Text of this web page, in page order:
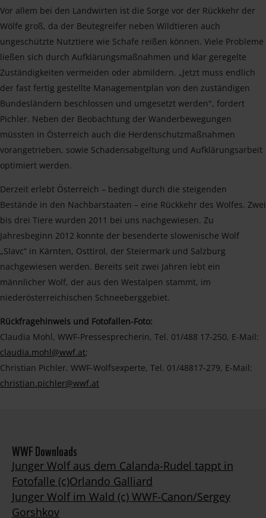
Vor allem bei den Landwirten ist die Sorge vor der Rückkehr der
Wölfe groß, da der Beutegreifer neben Wildtieren auch
ungeschützte Nutztiere wie Schafe reißen können. Viele Probleme
ließen sich durch Aufklärungsmaßnahmen und klar geregelte
Zuständigkeiten vermeiden oder abmildern. „Jetzt muss endlich
der fast fertig gestellte Managementplan von den zuständigen
Bundesländern beschlossen und umgesetzt werden", fordert
Pichler. Neben der Beobachtung der Wanderbewegungen
müssten in Österreich auch die Herdenschutzmaßnahmen
vorangetrieben, sowie Schadensabgeltung und Aufklärungsarbeit
optimiert werden.
Derzeit erlebt Österreich – bedingt durch die steigenden
Bestände in den Nachbarstaaten – eine Rückkehr des Wolfes. Zwei
bis drei Tiere wurden 2011 bei uns nachgewiesen. Zu
Jahresbeginn 2012 konnte der besenderte slowenische Wolf
„Slavc“ in Kärnten, Osttirol, der Steiermark und Salzburg
nachgewiesen werden. Bereits seit zwei Jahren lebt ein
männlicher Wolf, der aus den Westalpen stammt, im
niederösterreichischen Schneeberggebiet.
Rückfragehinweis und Fotofallen-Foto:
Claudia Mohl, WWF-Pressesprecherin, Tel. 01/488 17-250, E-Mail:
claudia.mohl@wwf.at;
Christian Pichler, WWF-Wolfsexperte, Tel. 01/48817-279, E-Mail:
christian.pichler@wwf.at
WWF Downloads
Junger Wolf aus dem Calanda-Rudel tappt in
Fotofalle (c)Orlando Galliard
Junger Wolf im Wald (c) WWF-Canon/Sergey
Gorshkov